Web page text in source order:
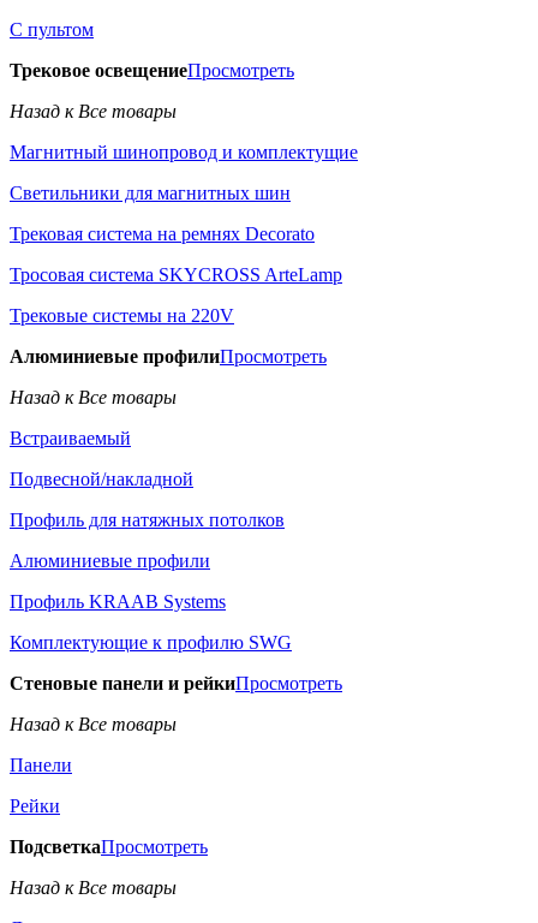
С пультом
Трековое освещениеПросмотреть
Назад к Все товары
Магнитный шинопровод и комплектущие
Светильники для магнитных шин
Трековая система на ремнях Decorato
Тросовая система SKYCROSS ArteLamp
Трековые системы на 220V
Алюминиевые профилиПросмотреть
Назад к Все товары
Встраиваемый
Подвесной/накладной
Профиль для натяжных потолков
Алюминиевые профили
Профиль KRAAB Systems
Комплектующие к профилю SWG
Стеновые панели и рейкиПросмотреть
Назад к Все товары
Панели
Рейки
ПодсветкаПросмотреть
Назад к Все товары